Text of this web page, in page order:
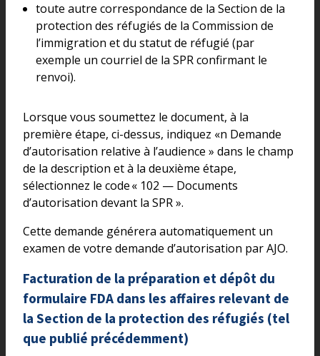
toute autre correspondance de la Section de la
protection des réfugiés de la Commission de
l’immigration et du statut de réfugié (par
exemple un courriel de la SPR confirmant le
renvoi).
Lorsque vous soumettez le document, à la
première étape, ci-dessus, indiquez «n Demande
d’autorisation relative à l’audience » dans le champ
de la description et à la deuxième étape,
sélectionnez le code « 102 — Documents
d’autorisation devant la SPR ».
Cette demande générera automatiquement un
examen de votre demande d’autorisation par AJO.
Facturation de la préparation et dépôt du
formulaire FDA dans les affaires relevant de
la Section de la protection des réfugiés (tel
que publié précédemment)